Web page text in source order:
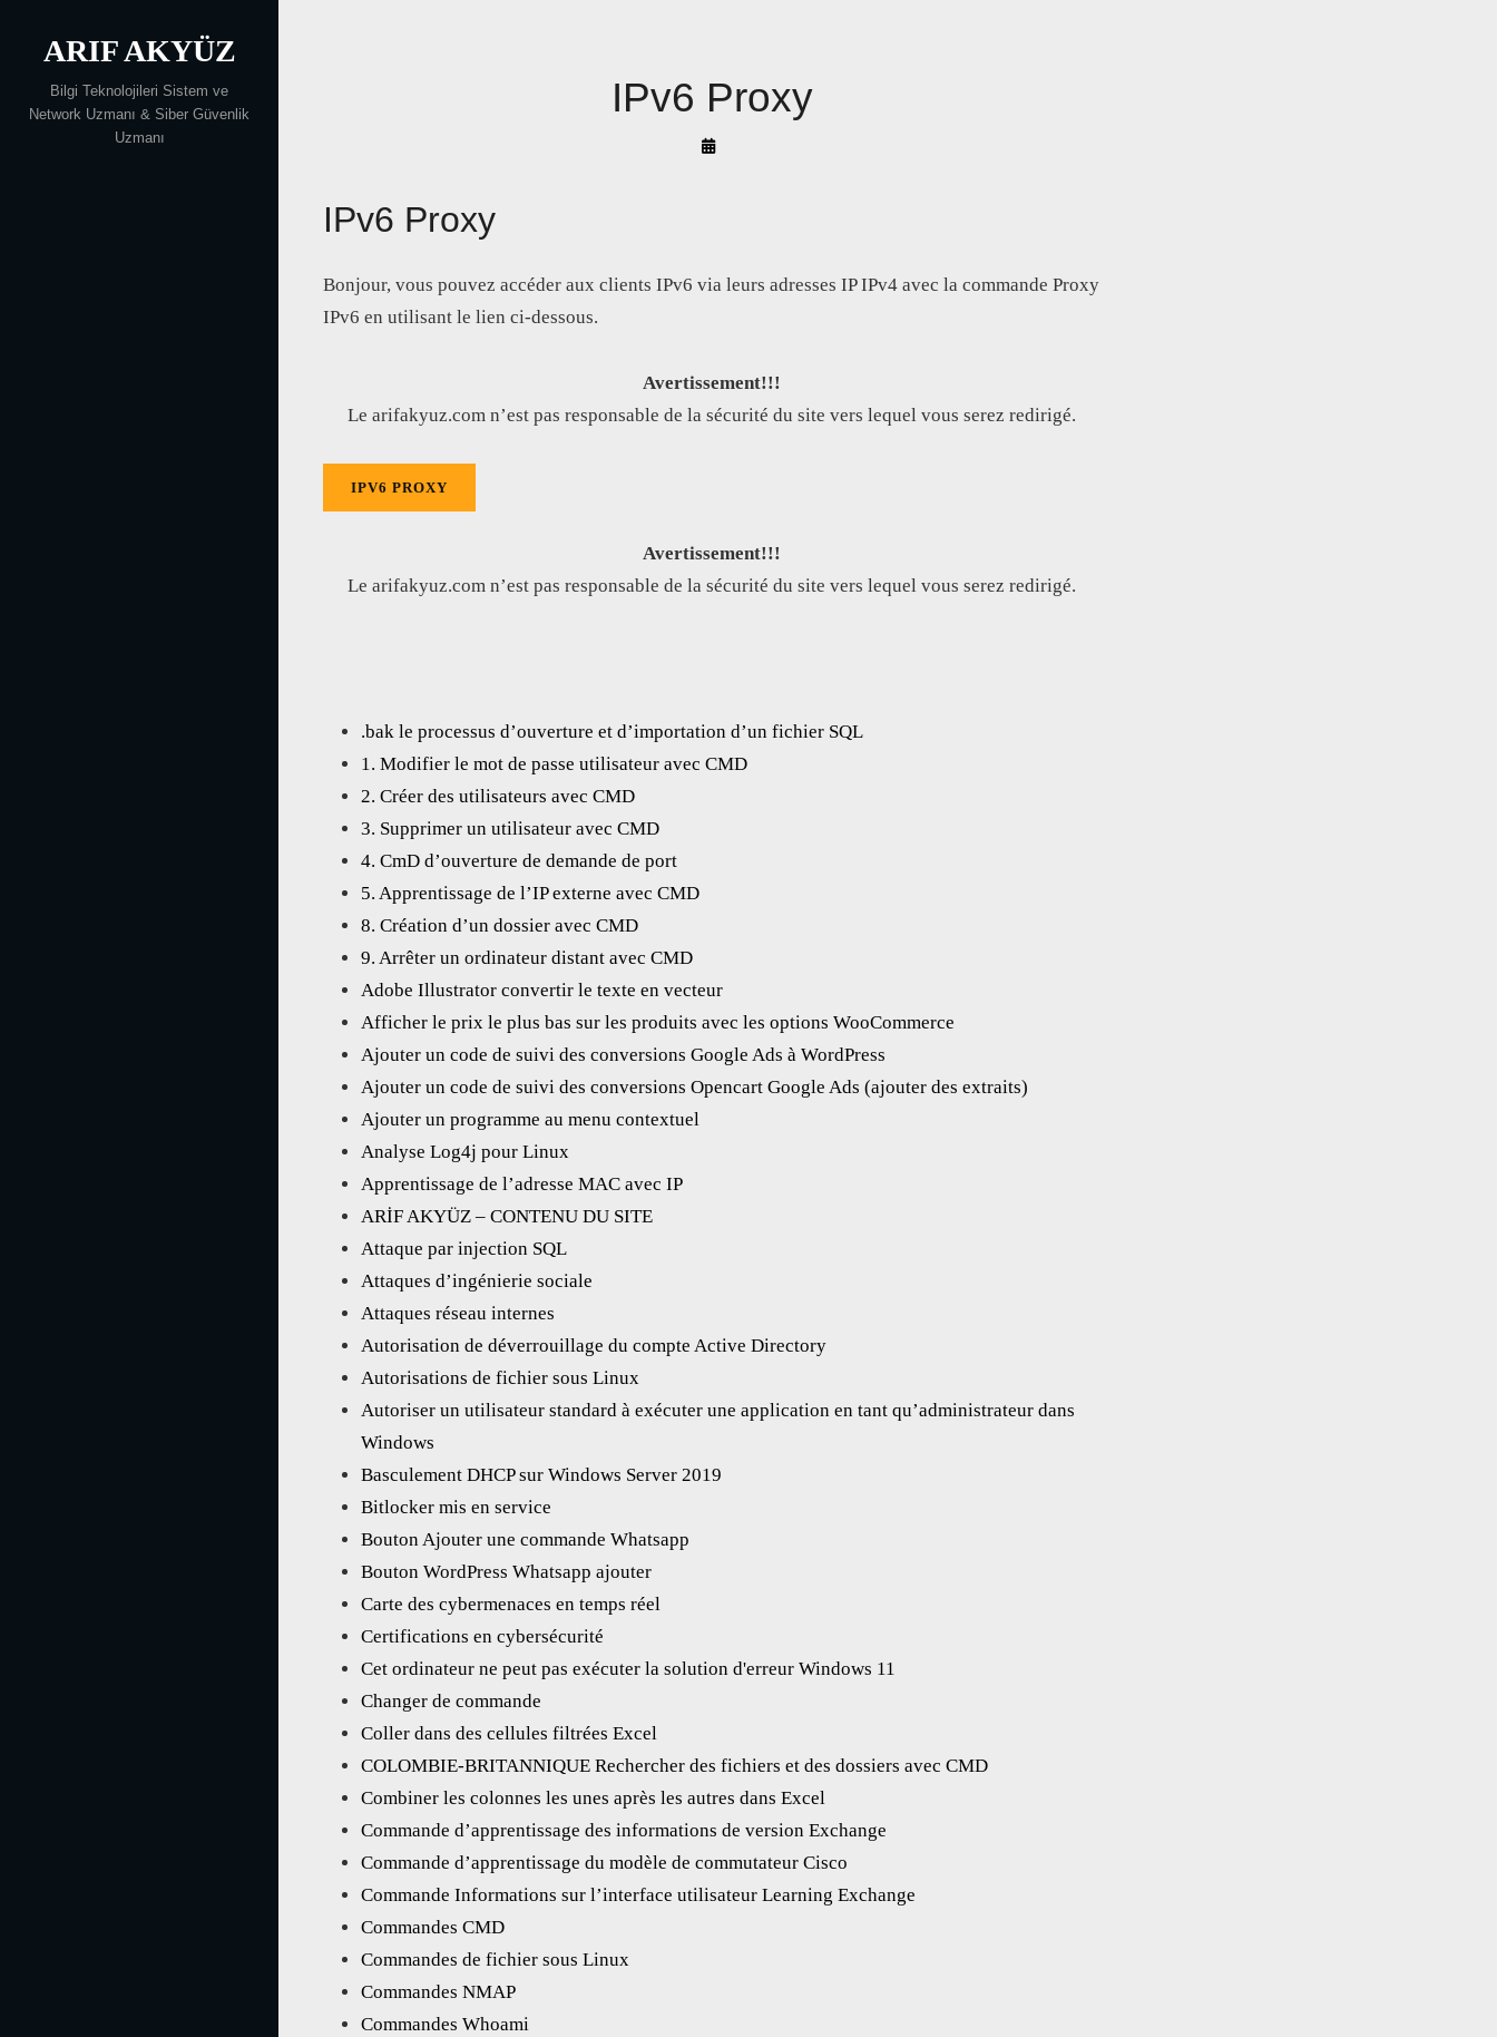
content
ARIF AKYÜZ
Bilgi Teknolojileri Sistem ve
Network Uzmanı & Siber Güvenlik
Uzmanı
IPv6 Proxy
By
IPv6 Proxy
Bonjour, vous pouvez accéder aux clients IPv6 via leurs adresses IP IPv4 avec la commande Proxy
IPv6 en utilisant le lien ci-dessous.
Avertissement!!!
Le arifakyuz.com n’est pas responsable de la sécurité du site vers lequel vous serez redirigé.
IPV6 PROXY
Avertissement!!!
Le arifakyuz.com n’est pas responsable de la sécurité du site vers lequel vous serez redirigé.
.bak le processus d’ouverture et d’importation d’un fichier SQL
1. Modifier le mot de passe utilisateur avec CMD
2. Créer des utilisateurs avec CMD
3. Supprimer un utilisateur avec CMD
4. CmD d’ouverture de demande de port
5. Apprentissage de l’IP externe avec CMD
8. Création d’un dossier avec CMD
9. Arrêter un ordinateur distant avec CMD
Adobe Illustrator convertir le texte en vecteur
Afficher le prix le plus bas sur les produits avec les options WooCommerce
Ajouter un code de suivi des conversions Google Ads à WordPress
Ajouter un code de suivi des conversions Opencart Google Ads (ajouter des extraits)
Ajouter un programme au menu contextuel
Analyse Log4j pour Linux
Apprentissage de l’adresse MAC avec IP
ARİF AKYÜZ – CONTENU DU SITE
Attaque par injection SQL
Attaques d’ingénierie sociale
Attaques réseau internes
Autorisation de déverrouillage du compte Active Directory
Autorisations de fichier sous Linux
Autoriser un utilisateur standard à exécuter une application en tant qu’administrateur dans
Windows
Basculement DHCP sur Windows Server 2019
Bitlocker mis en service
Bouton Ajouter une commande Whatsapp
Bouton WordPress Whatsapp ajouter
Carte des cybermenaces en temps réel
Certifications en cybersécurité
Cet ordinateur ne peut pas exécuter la solution d'erreur Windows 11
Changer de commande
Coller dans des cellules filtrées Excel
COLOMBIE-BRITANNIQUE Rechercher des fichiers et des dossiers avec CMD
Combiner les colonnes les unes après les autres dans Excel
Commande d’apprentissage des informations de version Exchange
Commande d’apprentissage du modèle de commutateur Cisco
Commande Informations sur l’interface utilisateur Learning Exchange
Commandes CMD
Commandes de fichier sous Linux
Commandes NMAP
Commandes Whoami